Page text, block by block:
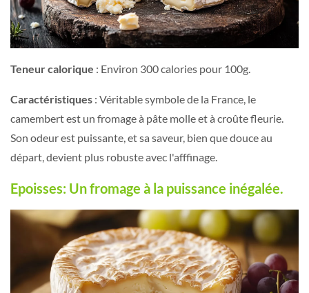
Teneur calorique : Environ 300 calories pour 100g.
Caractéristiques : Véritable symbole de la France, le
camembert est un fromage à pâte molle et à croûte fleurie.
Son odeur est puissante, et sa saveur, bien que douce au
départ, devient plus robuste avec l'afffinage.
Epoisses: Un fromage à la puissance inégalée.